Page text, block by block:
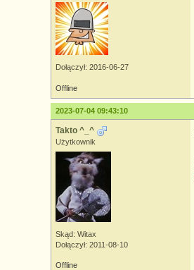
Dołączył: 2016-06-27
Offline
2023-07-04 09:43:10
Takto ^_^
Użytkownik
Skąd: Witax
Dołączył: 2011-08-10
Offline